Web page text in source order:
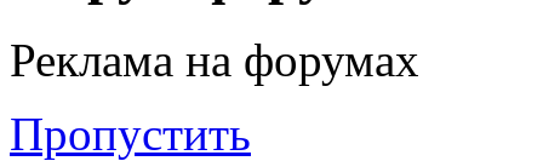
Реклама на форумах
Пропустить